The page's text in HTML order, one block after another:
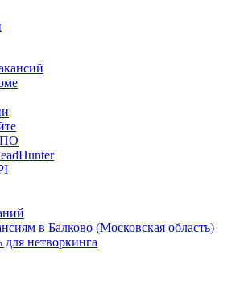
ПО
в Балково (Московская область)
для нетворкинга